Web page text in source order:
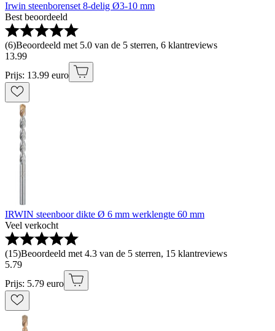
Irwin steenborenset 8-delig Ø3-10 mm
Best beoordeeld
(6)Beoordeeld met 5.0 van de 5 sterren, 6 klantreviews
13.99
Prijs: 13.99 euro
IRWIN steenboor dikte Ø 6 mm werklengte 60 mm
Veel verkocht
(15)Beoordeeld met 4.3 van de 5 sterren, 15 klantreviews
5.79
Prijs: 5.79 euro